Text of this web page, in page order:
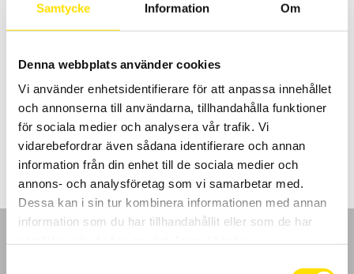
Samtycke Information Om
Denna webbplats använder cookies
Vi använder enhetsidentifierare för att anpassa innehållet
och annonserna till användarna, tillhandahålla funktioner
för sociala medier och analysera vår trafik. Vi
vidarebefordrar även sådana identifierare och annan
information från din enhet till de sociala medier och
annons- och analysföretag som vi samarbetar med.
Dessa kan i sin tur kombinera informationen med annan
information som du har tillhandahållit eller som de har
Tillbehör till CA771 & CA773
Tillbehör för kategori IV 1000 V spänningsprovare samt praktisk
uttagsadapter för vägguttag.
126.00 kr–329.00krPrisintervall:
126.00 kr
till
329.00 kr
LÄS MER